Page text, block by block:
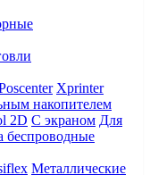
Xprinter
накопителем
2D С экраном Для
беспроводные
Металлические